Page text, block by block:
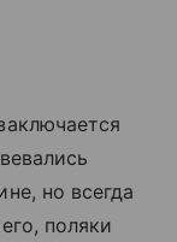
но всегда
поляки